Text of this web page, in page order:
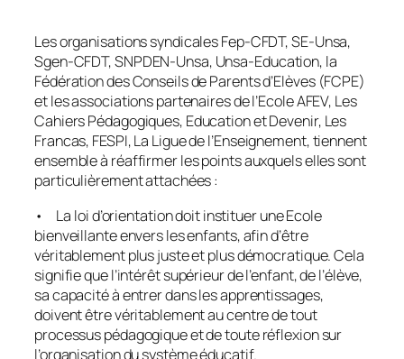
Les organisations syndicales Fep-CFDT, SE-Unsa,
Sgen-CFDT, SNPDEN-Unsa, Unsa-Education, la
Fédération des Conseils de Parents d’Elèves (FCPE)
et les associations partenaires de l’Ecole AFEV, Les
Cahiers Pédagogiques, Education et Devenir, Les
Francas, FESPI, La Ligue de l’Enseignement, tiennent
ensemble à réaffirmer les points auxquels elles sont
particulièrement attachées :
• La loi d’orientation doit instituer une Ecole
bienveillante envers les enfants, afin d’être
véritablement plus juste et plus démocratique. Cela
signifie que l’intérêt supérieur de l’enfant, de l’élève,
sa capacité à entrer dans les apprentissages,
doivent être véritablement au centre de tout
processus pédagogique et de toute réflexion sur
l’organisation du système éducatif.